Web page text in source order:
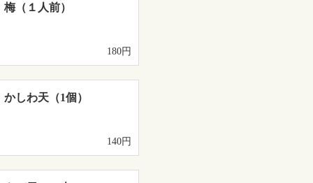
（１人前）
180円
しわ天（1個）
140円